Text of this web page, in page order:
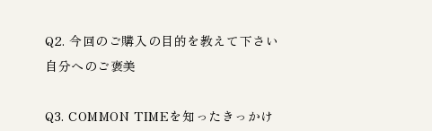
Q2. 今回のご購入の目的を教えて下さい
自分へのご褒美
Q3. COMMON TIMEを知ったきっかけ